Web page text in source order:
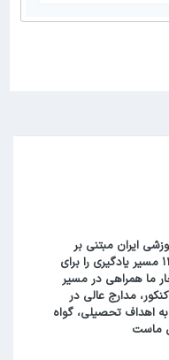
ایران مبتنی بر
فلش‌کارت‌های هوشمند، از سال ۱۳۹۳ مسیر یادگیری را برای
ما همراهی در مسیر
مدارج عالی در
اهداف تحصیلی، گواه
ماست